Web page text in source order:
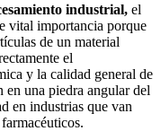
industrial, el
vital importancia porque
de un material
el
y la calidad general de
una piedra angular del
en industrias que van